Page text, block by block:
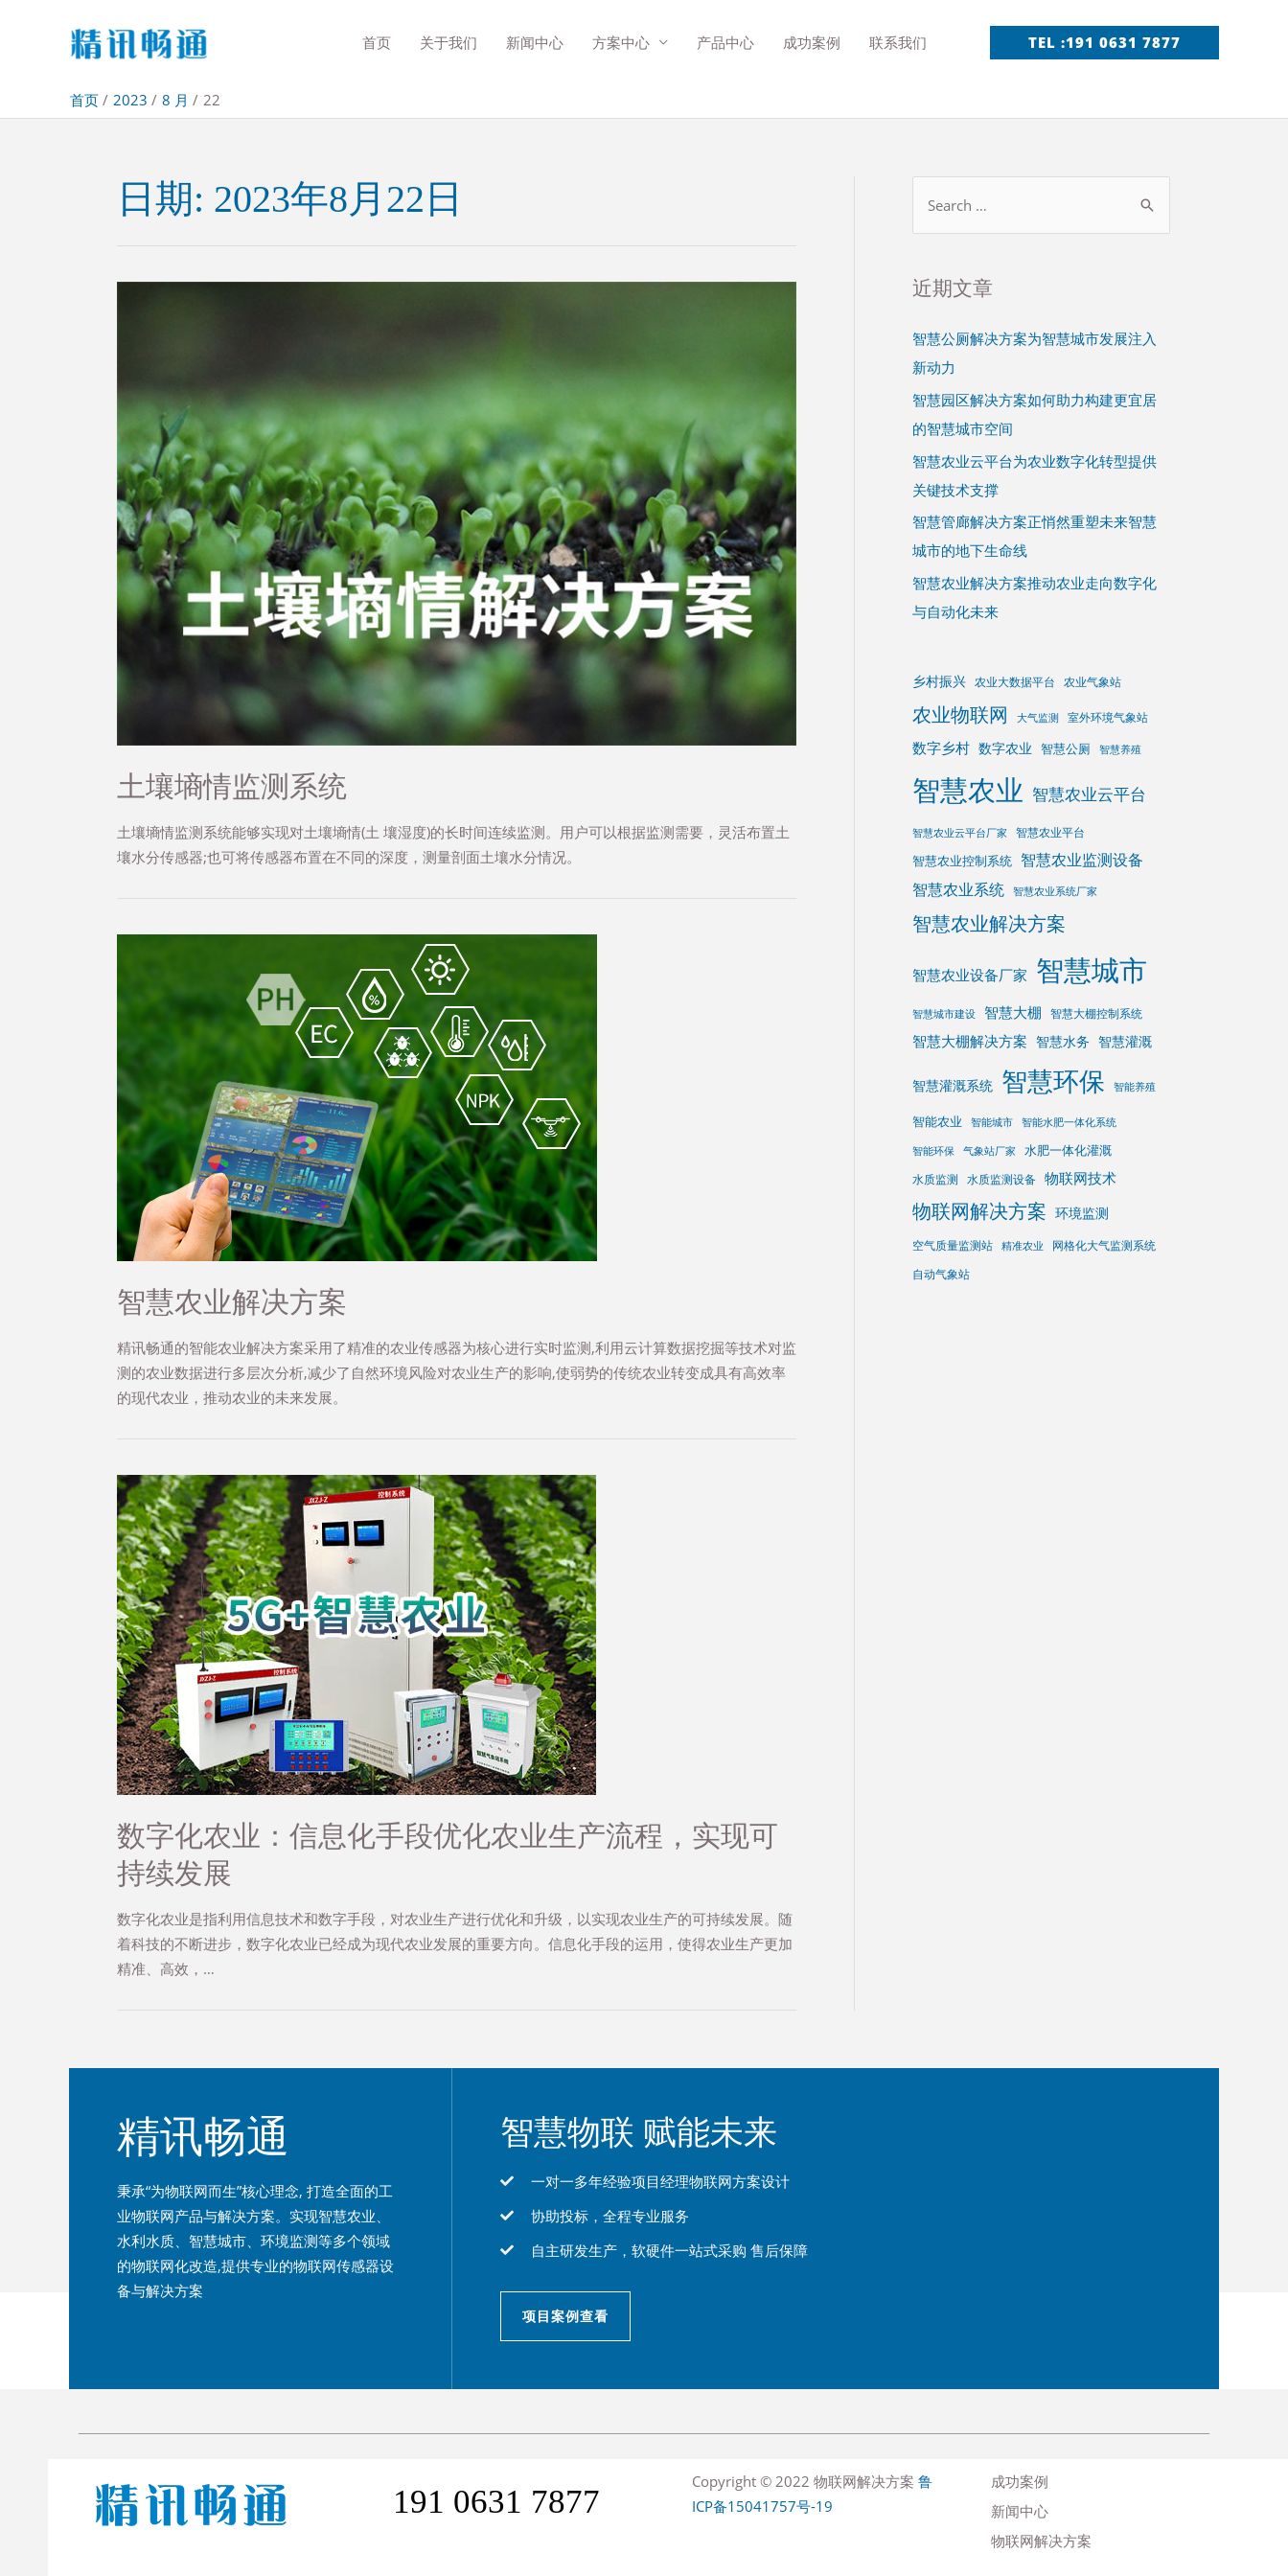
首页 关于我们 新闻中心 方案中心 产品中心 成功案例 联系我们 TEL :191 0631 7877
首页 2023 8 月 22
日期: 2023年8月22日
土壤墒情监测系统
土壤墒情监测系统能够实现对土壤墒情(土 壤湿度)的长时间连续监测。用户可以根据监测需要，灵活布置土
壤水分传感器;也可将传感器布置在不同的深度，测量剖面土壤水分情况。
智慧农业解决方案
精讯畅通的智能农业解决方案采用了精准的农业传感器为核心进行实时监测,利用云计算数据挖掘等技术对监
测的农业数据进行多层次分析,减少了自然环境风险对农业生产的影响,使弱势的传统农业转变成具有高效率
的现代农业，推动农业的未来发展。
数字化农业：信息化手段优化农业生产流程，实现可
持续发展
数字化农业是指利用信息技术和数字手段，对农业生产进行优化和升级，以实现农业生产的可持续发展。随
着科技的不断进步，数字化农业已经成为现代农业发展的重要方向。信息化手段的运用，使得农业生产更加
精准、高效，…
近期文章
智慧公厕解决方案为智慧城市发展注入
新动力
智慧园区解决方案如何助力构建更宜居
的智慧城市空间
智慧农业云平台为农业数字化转型提供
关键技术支撑
智慧管廊解决方案正悄然重塑未来智慧
城市的地下生命线
智慧农业解决方案推动农业走向数字化
与自动化未来
乡村振兴 农业大数据平台 农业气象站
农业物联网 大气监测 室外环境气象站
数字乡村 数字农业 智慧公厕 智慧养殖
智慧农业 智慧农业云平台
智慧农业云平台厂家 智慧农业平台
智慧农业控制系统 智慧农业监测设备
智慧农业系统
智慧农业系统厂家
智慧农业解决方案
智慧农业设备厂家 智慧城市
智慧城市建设 智慧大棚 智慧大棚控制系统
智慧大棚解决方案 智慧水务 智慧灌溉
智慧灌溉系统 智慧环保 智能养殖
智能农业 智能城市 智能水肥一体化系统
智能环保 气象站厂家 水肥一体化灌溉
水质监测 水质监测设备 物联网技术
物联网解决方案 环境监测
空气质量监测站 精准农业
网格化大气监测系统
自动气象站
精讯畅通
秉承“为物联网而生”核心理念, 打造全面的工
业物联网产品与解决方案。实现智慧农业、
水利水质、智慧城市、环境监测等多个领域
的物联网化改造,提供专业的物联网传感器设
备与解决方案
智慧物联 赋能未来
一对一多年经验项目经理物联网方案设计
协助投标，全程专业服务
自主研发生产，软硬件一站式采购 售后保障
项目案例查看
191 0631 7877
Copyright © 2022 物联网解决方案 鲁
ICP备15041757号-19
成功案例
新闻中心
物联网解决方案